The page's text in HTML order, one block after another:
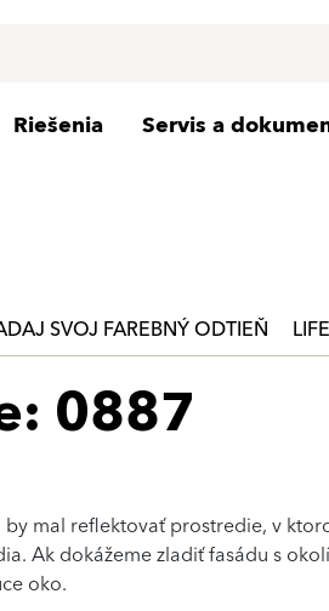
Riešenia Servis a
SVOJ FAREBNÝ ODTIEŇ
0887
mal reflektovať prostredie, v
Ak dokážeme zladiť fasádu s
oko.